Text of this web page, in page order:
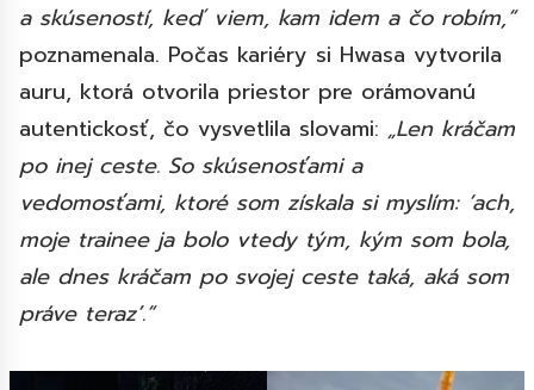
a skúseností, keď viem, kam idem a čo robím,“
poznamenala. Počas kariéry si Hwasa vytvorila
auru, ktorá otvorila priestor pre orámovanú
autentickosť, čo vysvetlila slovami: „Lenkráčam
po inej ceste. So skúsenosťami a
vedomosťami, ktoré som získala si myslím: ‘ach,
moje trainee ja bolo vtedy tým, kým som bola,
ale dnes kráčam po svojej ceste taká, aká som
práve teraz’.“